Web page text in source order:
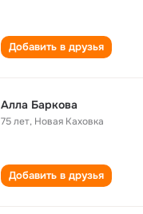
Добавить в друзья
Алла Баркова
75 лет, Новая Каховка
Добавить в друзья